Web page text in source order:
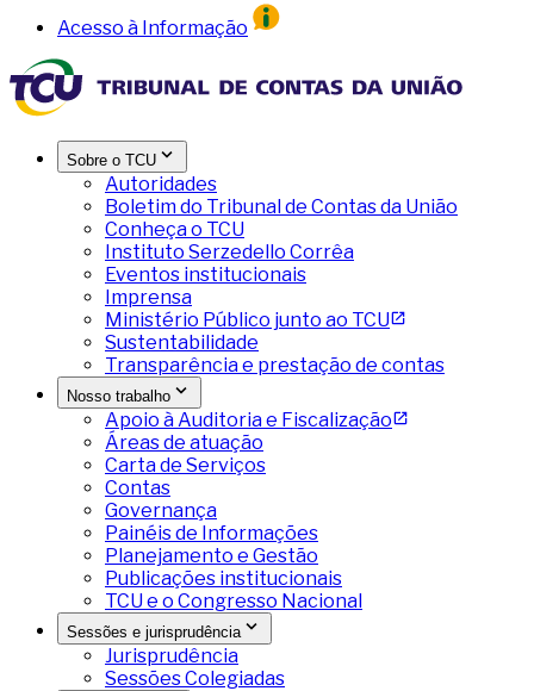
Acesso à Informação
Sobre o TCU
Autoridades
Boletim do Tribunal de Contas da União
Conheça o TCU
Instituto Serzedello Corrêa
Eventos institucionais
Imprensa
Ministério Público junto ao TCU
Sustentabilidade
Transparência e prestação de contas
Nosso trabalho
Apoio à Auditoria e Fiscalização
Áreas de atuação
Carta de Serviços
Contas
Governança
Painéis de Informações
Planejamento e Gestão
Publicações institucionais
TCU e o Congresso Nacional
Sessões e jurisprudência
Jurisprudência
Sessões Colegiadas